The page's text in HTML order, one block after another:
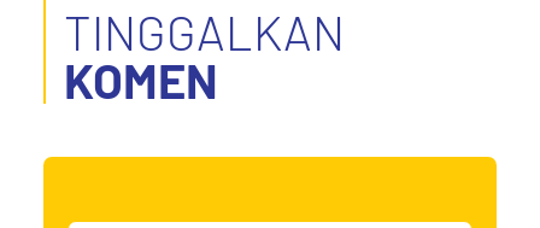
TINGGALKAN
KOMEN